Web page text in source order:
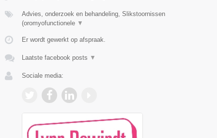
Advies, onderzoek en behandeling, Slikstoornissen
(oromyofunctionele ▼
Er wordt gewerkt op afspraak.
Laatste facebook posts ▼
Sociale media: